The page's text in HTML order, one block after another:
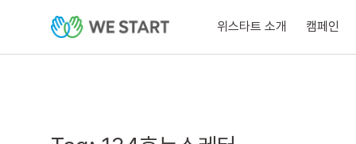
위스타트 소개 캠페인